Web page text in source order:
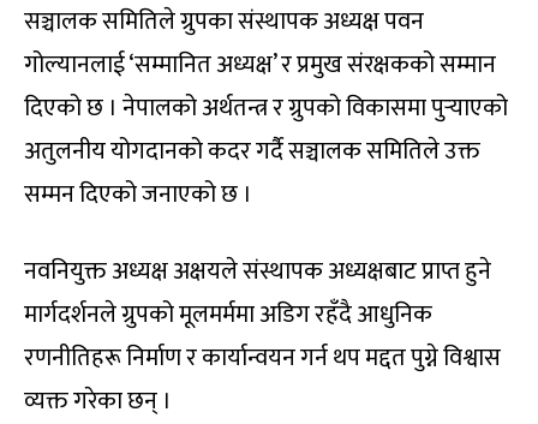
सञ्चालक समितिले ग्रुपका संस्थापक अध्यक्ष पवन
गोल्यानलाई ‘सम्मानित अध्यक्ष’ र प्रमुख संरक्षकको सम्मान
दिएको छ । नेपालको अर्थतन्त्र र ग्रुपको विकासमा पुर्‍याएको
अतुलनीय योगदानको कदर गर्दै सञ्चालक समितिले उक्त
सम्मन दिएको जनाएको छ ।
नवनियुक्त अध्यक्ष अक्षयले संस्थापक अध्यक्षबाट प्राप्त हुने
मार्गदर्शनले ग्रुपको मूलमर्ममा अडिग रहँदै आधुनिक
रणनीतिहरू निर्माण र कार्यान्वयन गर्न थप मद्दत पुग्ने विश्वास
व्यक्त गरेका छन् ।